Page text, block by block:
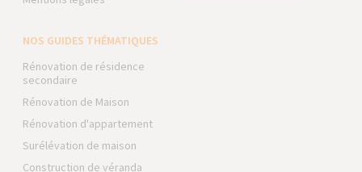
NOS GUIDES THÉMATIQUES
Rénovation de résidence
secondaire
Rénovation de Maison
Rénovation d'appartement
Surélévation de maison
Construction de véranda